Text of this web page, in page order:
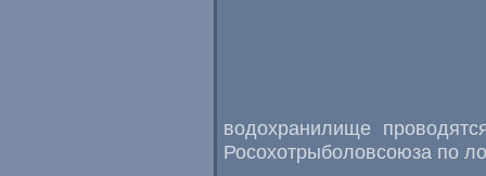
водохранилище
Росохотрыболовсоюза по